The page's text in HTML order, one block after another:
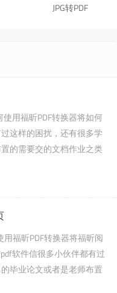
JPG转PDF
用福昕PDF转换器将如何
这样的困扰，还有很多学
的需要交的文档作业之类
福昕PDF转换器将福昕阅
软件信很多小伙伴都有过
毕业论文或者是老师布置